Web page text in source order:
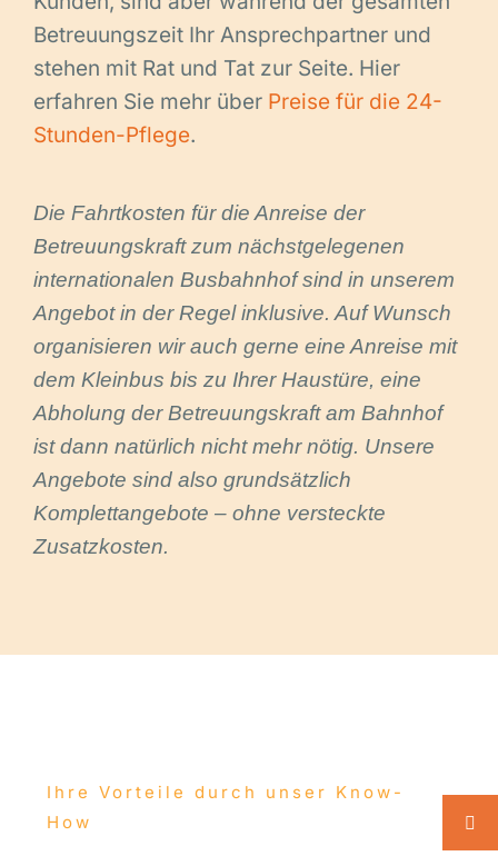
Betreuungszeit Ihr Ansprechpartner und
stehen mit Rat und Tat zur Seite. Hier
erfahren Sie mehr über Preise für die 24-
Stunden-Pflege.
Die Fahrtkosten für die Anreise der
Betreuungskraft zum nächstgelegenen
internationalen Busbahnhof sind in unserem
Angebot in der Regel inklusive. Auf Wunsch
organisieren wir auch gerne eine Anreise mit
dem Kleinbus bis zu Ihrer Haustüre, eine
Abholung der Betreuungskraft am Bahnhof
ist dann natürlich nicht mehr nötig. Unsere
Angebote sind also grundsätzlich
Komplettangebote – ohne versteckte
Zusatzkosten.
Ihre Vorteile durch unser Know-
How